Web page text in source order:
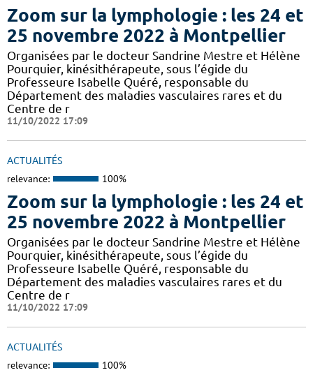
Zoom sur la lymphologie : les 24 et
25 novembre 2022 à Montpellier
Organisées par le docteur Sandrine Mestre et Hélène
Pourquier, kinésithérapeute, sous l’égide du
Professeure Isabelle Quéré, responsable du
Département des maladies vasculaires rares et du
Centre de r
11/10/2022 17:09
ACTUALITÉS
relevance: 100%
Zoom sur la lymphologie : les 24 et
25 novembre 2022 à Montpellier
Organisées par le docteur Sandrine Mestre et Hélène
Pourquier, kinésithérapeute, sous l’égide du
Professeure Isabelle Quéré, responsable du
Département des maladies vasculaires rares et du
Centre de r
11/10/2022 17:09
ACTUALITÉS
relevance: 100%